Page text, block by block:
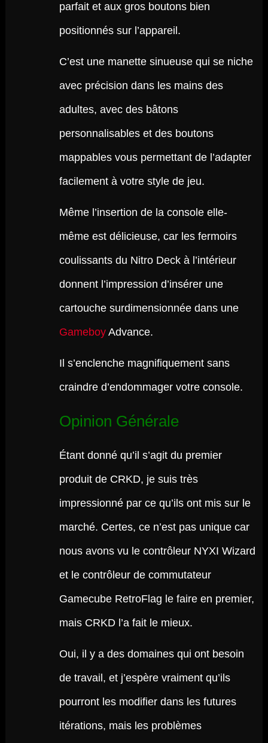
parfait et aux gros boutons bien
positionnés sur l’appareil.
C’est une manette sinueuse qui se niche
avec précision dans les mains des
adultes, avec des bâtons
personnalisables et des boutons
mappables vous permettant de l’adapter
facilement à votre style de jeu.
Même l’insertion de la console elle-
même est délicieuse, car les fermoirs
coulissants du Nitro Deck à l’intérieur
donnent l’impression d’insérer une
cartouche surdimensionnée dans une
GameboyAdvance.
Il s’enclenche magnifiquement sans
craindre d’endommager votre console.
Opinion Générale
Étant donné qu’il s’agit du premier
produit de CRKD, je suis très
impressionné par ce qu’ils ont mis sur le
marché. Certes, ce n’est pas unique car
nous avons vu le contrôleur NYXI Wizard
et le contrôleur de commutateur
Gamecube RetroFlag le faire en premier,
mais CRKD l’a fait le mieux.
Oui, il y a des domaines qui ont besoin
de travail, et j’espère vraiment qu’ils
pourront les modifier dans les futures
itérations, mais les problèmes